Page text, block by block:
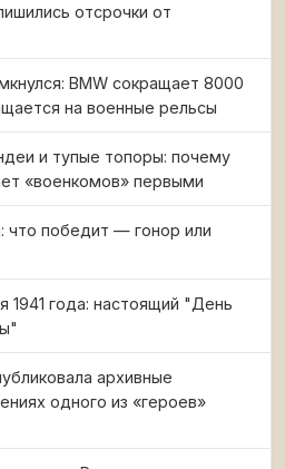
отсрочки от
BMW сокращает 8000
на военные рельсы
и тупые топоры: почему
«военкомов» первыми
что победит — гонор или
1941 года: настоящий "День
архивные
одного из «героев»